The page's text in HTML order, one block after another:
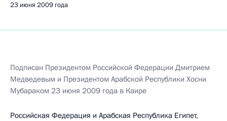
23 июня 2009 года
Подписан Президентом Российской Федерации Дмитрием
Медведевым и Президентом Арабской Республики Хосни
Мубараком 23 июня 2009 года в Каире
Российская Федерация и Арабская Республика Египет,